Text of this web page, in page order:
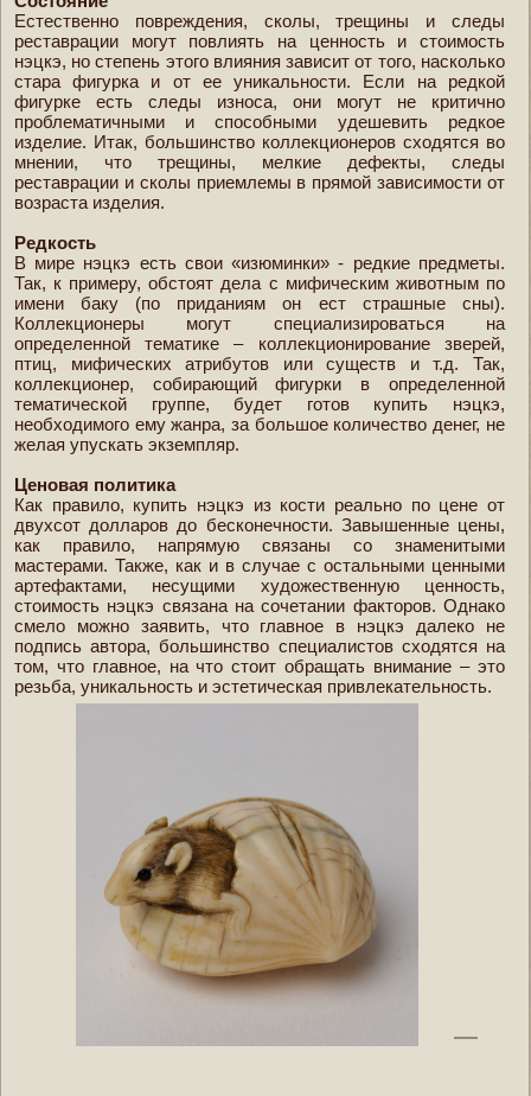
Естественно повреждения, сколы, трещины и следы
реставрации могут повлиять на ценность и стоимость
нэцкэ, но степень этого влияния зависит от того, насколько
стара фигурка и от ее уникальности. Если на редкой
фигурке есть следы износа, они могут не критично
проблематичными и способными удешевить редкое
изделие. Итак, большинство коллекционеров сходятся во
мнении, что трещины, мелкие дефекты, следы
реставрации и сколы приемлемы в прямой зависимости от
возраста изделия.
Редкость
В мире нэцкэ есть свои «изюминки» - редкие предметы.
Так, к примеру, обстоят дела с мифическим животным по
имени баку (по приданиям он ест страшные сны).
Коллекционеры могут специализироваться на
определенной тематике – коллекционирование зверей,
птиц, мифических атрибутов или существ и т.д. Так,
коллекционер, собирающий фигурки в определенной
тематической группе, будет готов купить нэцкэ,
необходимого ему жанра, за большое количество денег, не
желая упускать экземпляр.
Ценовая политика
Как правило, купить нэцкэ из кости реально по цене от
двухсот долларов до бесконечности. Завышенные цены,
как правило, напрямую связаны со знаменитыми
мастерами. Также, как и в случае с остальными ценными
артефактами, несущими художественную ценность,
стоимость нэцкэ связана на сочетании факторов. Однако
смело можно заявить, что главное в нэцкэ далеко не
подпись автора, большинство специалистов сходятся на
том, что главное, на что стоит обращать внимание – это
резьба, уникальность и эстетическая привлекательность.